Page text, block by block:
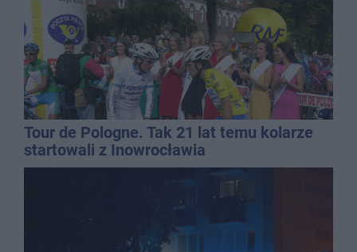
Tour de Pologne. Tak 21 lat temu kolarze
startowali z Inowrocławia